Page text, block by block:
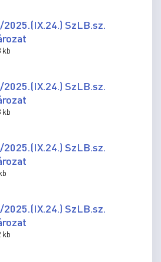
2025.(IX.24.) SzLB.sz.
kb
2025.(IX.24.) SzLB.sz.
kb
2025.(IX.24.) SzLB.sz.
2025.(IX.24.) SzLB.sz.
kb